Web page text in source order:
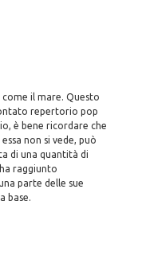
come il mare. Questo
repertorio pop
è bene ricordare che
non si vede, può
di una quantità di
raggiunto
parte delle sue
base.